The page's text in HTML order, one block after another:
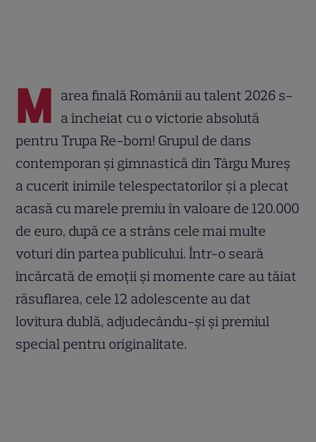
M area finală Românii au talent 2026 s-
a încheiat cu o victorie absolută
pentru Trupa Re-born! Grupul de dans
contemporan și gimnastică din Târgu Mureș
a cucerit inimile telespectatorilor și a plecat
acasă cu marele premiu în valoare de 120.000
de euro, după ce a strâns cele mai multe
voturi din partea publicului. Într-o seară
încărcată de emoții și momente care au tăiat
răsuflarea, cele 12 adolescente au dat
lovitura dublă, adjudecându-și și premiul
special pentru originalitate.